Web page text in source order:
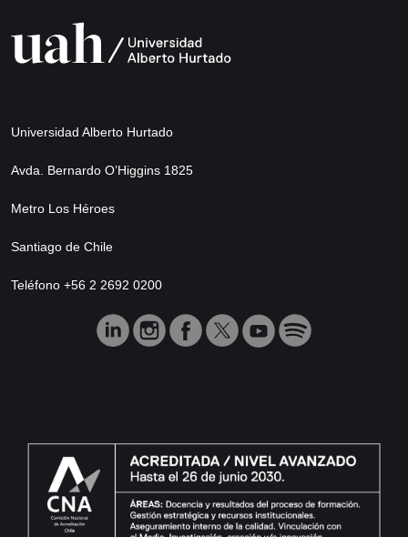
Universidad Alberto Hurtado
Avda. Bernardo O’Higgins 1825
Metro Los Héroes
Santiago de Chile
Teléfono +56 2 2692 0200